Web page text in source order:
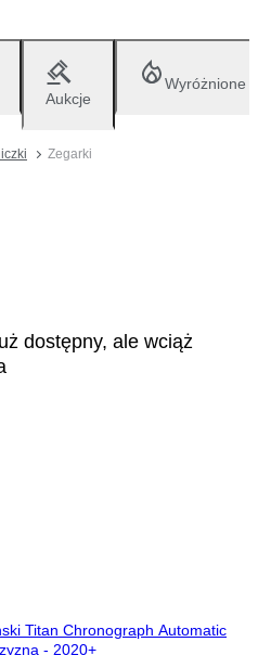
Aukcje
Wyróżnione
Zegarki
dostępny, ale wciąż
Titan Chronograph Automatic
- 2020+